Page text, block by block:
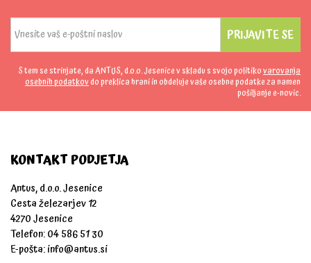
PRIJAVITE SE
S tem se strinjate, da ANTUS, d.o.o. Jesenice v skladu s svojo politikovarovanja
osebnih podatkovdo preklica hrani in obdeluje vaše osebne podatke za namen
pošiljanje e-novic.
KONTAKT PODJETJA
Antus, d.o.o. Jesenice
Cesta železarjev 12
4270 Jesenice
Telefon: 04 586 51 30
E-pošta:info@antus.si